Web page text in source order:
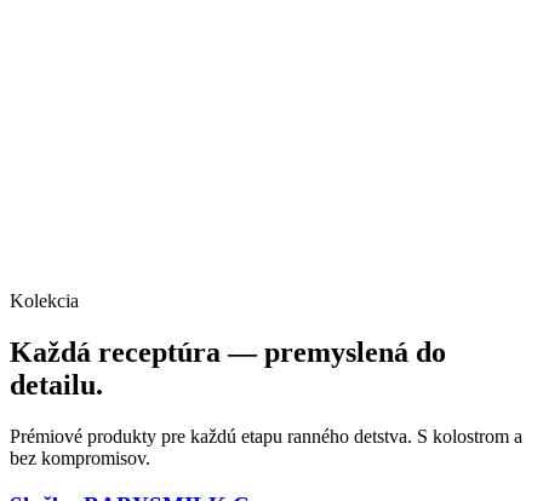
Kolekcia
Každá receptúra — premyslená do
detailu.
Prémiové produkty pre každú etapu ranného detstva. S kolostrom a
bez kompromisov.